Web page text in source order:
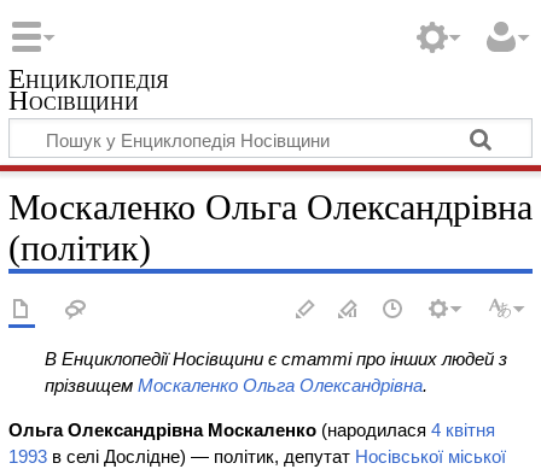
Енциклопедія
Носівщини
Москаленко Ольга Олександрівна
(політик)
В Енциклопедії Носівщини є статті про інших людей з
прізвищемМоскаленко Ольга Олександрівна.
Ольга Олександрівна Москаленко(народилася 4 квітня
1993в селі Дослідне) — політик, депутат Носівської міської